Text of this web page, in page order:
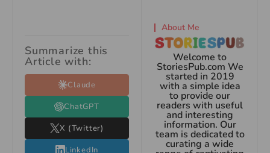
Summarize this
Article with:
Claude
ChatGPT
X (Twitter)
LinkedIn
About Me
Welcome to
StoriesPub.com We
started in 2019
with a simple idea
to provide our
readers with useful
and interesting
information. Our
team is dedicated to
curating a wide